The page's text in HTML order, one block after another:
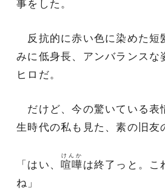
事をした。
反抗的に赤い色に染めた短
みに低身長、アンバランスな
ヒロだ。
だけど、今の驚いている表
生時代の私も見た、素の旧友
「はい、喧嘩
けんか
は終了っと。こ
ね」